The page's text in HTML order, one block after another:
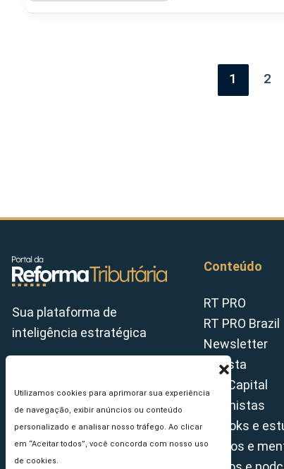
Utilizamos cookies para aprimorar sua experiência
de navegação, exibir anúncios ou conteúdo
personalizado e analisar nosso tráfego. Ao clicar
em “Aceitar todos”, você concorda com nosso uso
de cookies.
1 2
Sua plataforma de
inteligência estratégica
Conteúdo
RT PRO
RT PRO Brazil
Newsletter
Revista
Tax Capital
Colunistas
E-books e
Cursos e